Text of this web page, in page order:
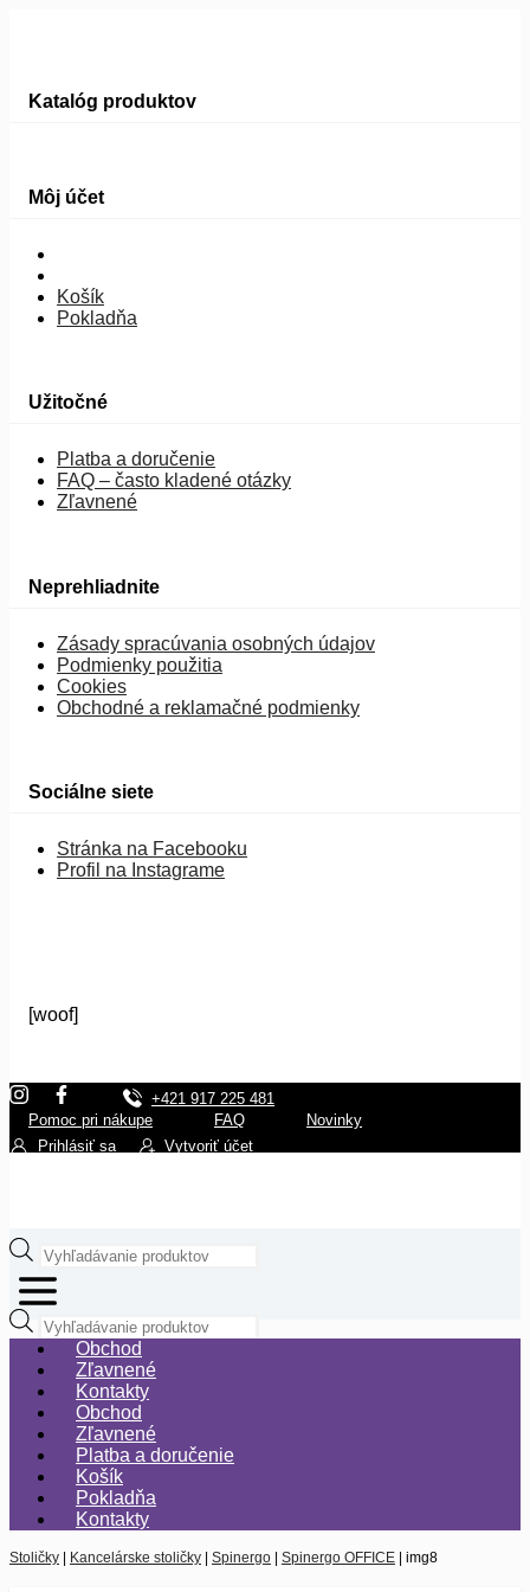
Katalóg produktov
Môj účet
Košík
Pokladňa
Užitočné
Platba a doručenie
FAQ – často kladené otázky
Zľavnené
Neprehliadnite
Zásady spracúvania osobných údajov
Podmienky použitia
Cookies
Obchodné a reklamačné podmienky
Sociálne siete
Stránka na Facebooku
Profil na Instagrame
[woof]
+421 917 225 481
Pomoc pri nákupe
FAQ
Novinky
Prihlásiť sa
Vytvoriť účet
Products
search
0.00
Košík
Pokladňa
Products
search
Obchod
Zľavnené
Kontakty
Obchod
Zľavnené
Platba a doručenie
Košík
Pokladňa
Kontakty
Stoličky | Kancelárske stoličky | Spinergo | Spinergo OFFICE | img8